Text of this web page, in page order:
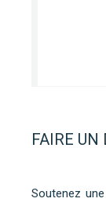
FAIRE UN
Soutenez